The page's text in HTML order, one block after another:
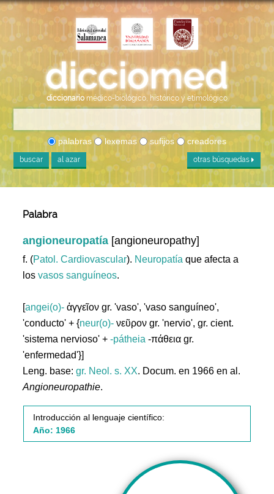
diccionario médico-biológico, histórico y etimológico
palabras lexemas sufijos creadores
buscar al azar otras búsquedas
Palabra
angioneuropatía [angioneuropathy]
f. (Patol. Cardiovascular). Neuropatía que afecta a
losvasos sanguíneos.
[angei(o)- ἀγγεῖον gr. 'vaso', 'vaso sanguíneo',
'conducto' + {neur(o)- νεῦρον gr. 'nervio', gr. cient.
'sistema nervioso' +-pátheia -πάθεια gr.
'enfermedad'}]
Leng. base:gr. Neol. s. XX. Docum. en 1966 en al.
Angioneuropathie.
Introducción al lenguaje científico:
Año: 1966